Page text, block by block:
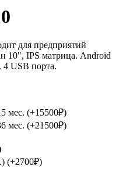
для предприятий
10", IPS матрица. Android
USB порта.
мес. (+15500₽)
мес. (+21500₽)
(+2700₽)